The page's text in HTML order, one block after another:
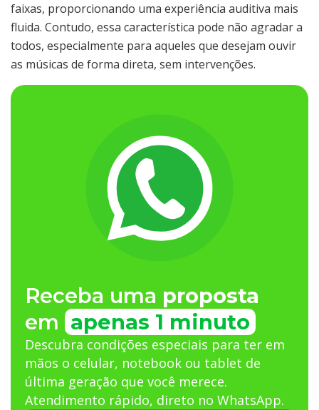
faixas, proporcionando uma experiência auditiva mais
fluida. Contudo, essa característica pode não agradar a
todos, especialmente para aqueles que desejam ouvir
as músicas de forma direta, sem intervenções.
Receba uma proposta
em apenas 1 minuto
Descubra condições especiais para ter em
mãos o celular, notebook ou tablet de
última geração que você merece.
Atendimento rápido, direto no WhatsApp.